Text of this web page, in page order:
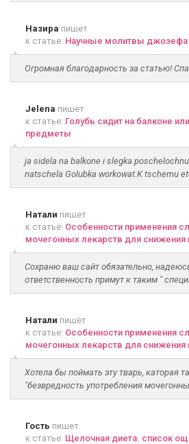
Назира пишет
к статье: Научные молитвы
Огромная благодарность за статью!
Jelena пишет
к статье: Голубь сидит на балконе
предметы
ja sidela na balkone i slegka
natschela Golubka workowat.K tschemu
Натали пишет
к статье: Особенности применения
мочегонных лекарств для снижения
Сохраню ваш сайт обязательно,
ответственность примут к таким "
Натали пишет
к статье: Особенности применения
мочегонных лекарств для снижения
Хотела бы поймать эту тварь, каторая
"безвредность употребления
Гость пишет
к статье: Щелочная диета. список